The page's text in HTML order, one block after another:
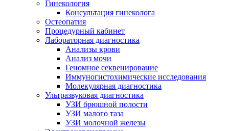
Гинекология
Консультация гинеколога
Остеопатия
Процедурный кабинет
Лабораторная диагностика
Анализы крови
Анализ мочи
Геномное секвенирование
Иммуногистохими­ческие исследования
Молекулярная диагностика
Ультразвуковая диагностика
УЗИ брюшной полости
УЗИ малого таза
УЗИ молочной железы